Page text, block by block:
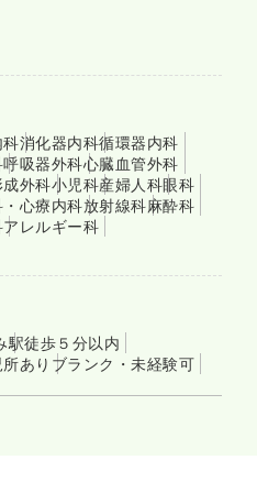
消化器内科循環器内科
呼吸器外科心臓血管外科
成外科小児科産婦人科眼科
心療内科放射線科麻酔科
アレルギー科
駅徒歩５分以内
あり ブランク・未経験可